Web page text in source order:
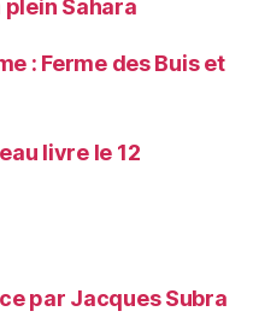
Sahara
: Ferme des Buis et
livre le 12
par Jacques Subra